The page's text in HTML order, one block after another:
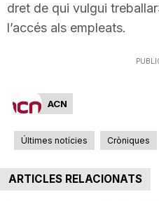
dret de qui vulgui
l’accés als empleats.
ACN
Últimes notícies Cròniques
ARTICLES RELACIONATS